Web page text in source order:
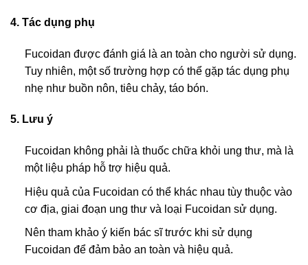
4. Tác dụng phụ
Fucoidan được đánh giá là an toàn cho người sử dụng.
Tuy nhiên, một số trường hợp có thể gặp tác dụng phụ
nhẹ như buồn nôn, tiêu chảy, táo bón.
5. Lưu ý
Fucoidan không phải là thuốc chữa khỏi ung thư, mà là
một liệu pháp hỗ trợ hiệu quả.
Hiệu quả của Fucoidan có thể khác nhau tùy thuộc vào
cơ địa, giai đoạn ung thư và loại Fucoidan sử dụng.
Nên tham khảo ý kiến bác sĩ trước khi sử dụng
Fucoidan để đảm bảo an toàn và hiệu quả.